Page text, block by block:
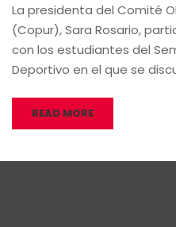
La presidenta del Comité
(Copur), Sara Rosario,
con los estudiantes del
Deportivo en el que se
READ MORE